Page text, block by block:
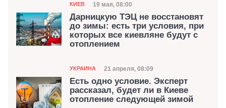
Категория
КИЕВ Дата публикации
19 мая, 08:00
Дарницкую ТЭЦ не восстановят
до зимы: есть три условия, при
которых все киевляне будут с
отоплением
Категория
УКРАИНА Дата публикации
21 апреля, 08:09
Есть одно условие. Эксперт
рассказал, будет ли в Киеве
отопление следующей зимой